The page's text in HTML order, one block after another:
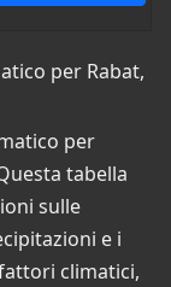
per Rabat,
per
tabella
sulle
e i
climatici,